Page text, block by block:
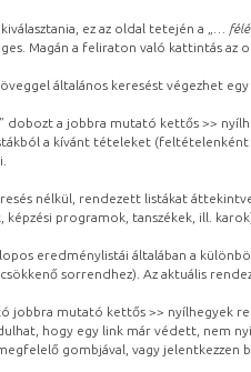
ez az oldal tetején a „
…
Magán a feliraton való kattintás az
általános keresést végezhet
” dobozt a jobbra mutató kettős >>
a kívánt tételeket (feltételenként
nélkül, rendezett listákat
programok, tanszékek, ill.
eredménylistái általában a
sorrendhez). Az aktuális
jobbra mutató kettős >> nyílhegyek
hogy egy link már védett, nem
gombjával, vagy